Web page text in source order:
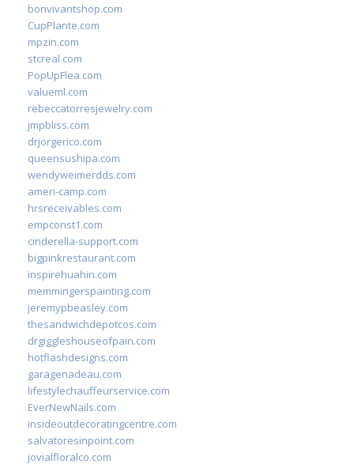
bonvivantshop.com
CupPlante.com
mpzin.com
stcreal.com
PopUpFlea.com
valueml.com
rebeccatorresjewelry.com
jmpbliss.com
drjorgerico.com
queensushipa.com
wendyweimerdds.com
ameri-camp.com
hrsreceivables.com
empconst1.com
cinderella-support.com
bigpinkrestaurant.com
inspirehuahin.com
memmingerspainting.com
jeremypbeasley.com
thesandwichdepotcos.com
drgiggleshouseofpain.com
hotflashdesigns.com
garagenadeau.com
lifestylechauffeurservice.com
EverNewNails.com
insideoutdecoratingcentre.com
salvatoresinpoint.com
jovialfloralco.com